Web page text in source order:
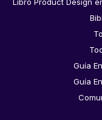
Libro Product Design
Guía
Guía